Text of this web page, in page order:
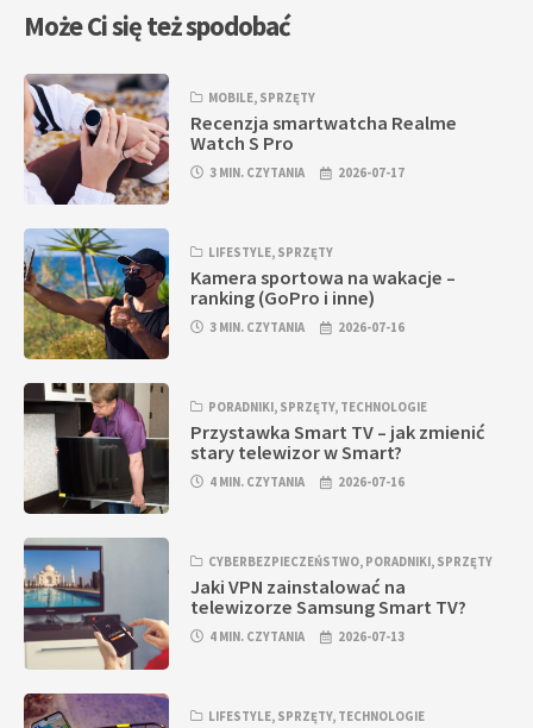
Może Ci się też spodobać
MOBILE, SPRZĘTY
Recenzja smartwatcha Realme
Watch S Pro
3 MIN. CZYTANIA 2026-07-17
LIFESTYLE, SPRZĘTY
Kamera sportowa na wakacje –
ranking (GoPro i inne)
3 MIN. CZYTANIA 2026-07-16
PORADNIKI, SPRZĘTY, TECHNOLOGIE
Przystawka Smart TV – jak zmienić
stary telewizor w Smart?
4 MIN. CZYTANIA 2026-07-16
CYBERBEZPIECZEŃSTWO, PORADNIKI, SPRZĘTY
Jaki VPN zainstalować na
telewizorze Samsung Smart TV?
4 MIN. CZYTANIA 2026-07-13
LIFESTYLE, SPRZĘTY, TECHNOLOGIE